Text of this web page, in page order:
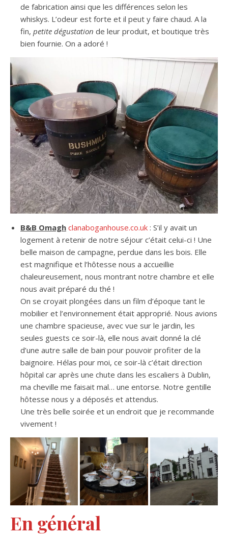
de fabrication ainsi que les différences selon les
whiskys. L’odeur est forte et il peut y faire chaud. A la
fin, petite dégustation de leur produit, et boutique très
bien fournie. On a adoré !
B&B Omagh clanaboganhouse.co.uk : S’il y avait un
logement à retenir de notre séjour c’était celui-ci ! Une
belle maison de campagne, perdue dans les bois. Elle
est magnifique et l’hôtesse nous a accueillie
chaleureusement, nous montrant notre chambre et elle
nous avait préparé du thé !
On se croyait plongées dans un film d’époque tant le
mobilier et l’environnement était approprié. Nous avions
une chambre spacieuse, avec vue sur le jardin, les
seules guests ce soir-là, elle nous avait donné la clé
d’une autre salle de bain pour pouvoir profiter de la
baignoire. Hélas pour moi, ce soir-là c’était direction
hôpital car après une chute dans les escaliers à Dublin,
ma cheville me faisait mal… une entorse. Notre gentille
hôtesse nous y a déposés et attendus.
Une très belle soirée et un endroit que je recommande
vivement !
En général